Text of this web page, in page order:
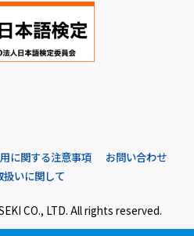
に関する注意事項
お問い合わせ
いに関して
CO., LTD. All rights reserved.